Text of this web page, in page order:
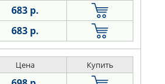
683 р.
683 р.
Цена Купить